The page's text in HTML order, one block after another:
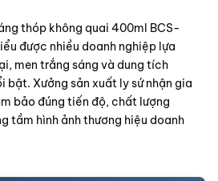
thóp không quai 400ml BCS-
được nhiều doanh nghiệp lựa
men trắng sáng và dung tích
bật. Xưởng sản xuất ly sứ nhận gia
bảo đúng tiến độ, chất lượng
tầm hình ảnh thương hiệu doanh